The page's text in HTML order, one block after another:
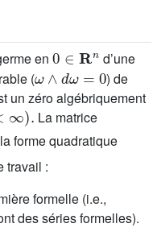
en
0∈Rn
d’une
(
ω∧dω =0
) de
un zéro algébriquement
).
La matrice
la forme quadratique
travail :
formelle (i.e.,
des séries formelles).